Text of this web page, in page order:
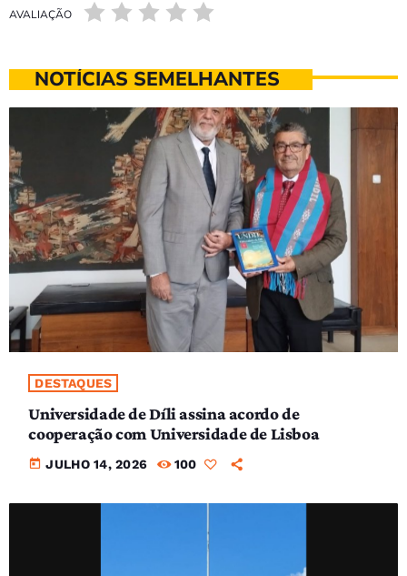
AVALIAÇÃO
NOTÍCIAS SEMELHANTES
DESTAQUES
Universidade de Díli assina acordo de
cooperação com Universidade de Lisboa
today JULHO 14, 2026 100